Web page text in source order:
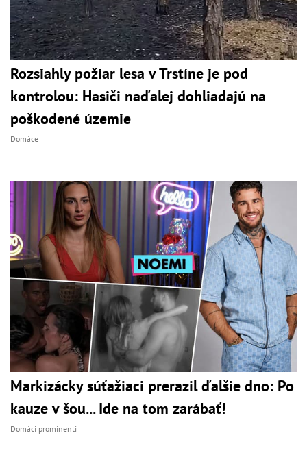
Rozsiahly požiar lesa v Trstíne je pod
kontrolou: Hasiči naďalej dohliadajú na
poškodené územie
Domáce
Markizácky súťažiaci prerazil ďalšie dno: Po
kauze v šou... Ide na tom zarábať!
Domáci prominenti